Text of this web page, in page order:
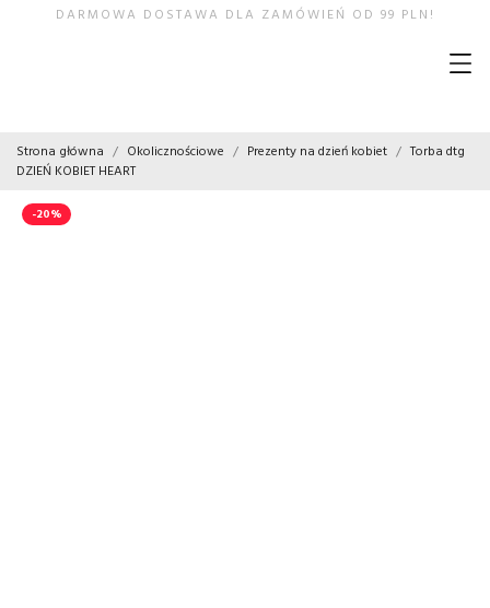
DARMOWA DOSTAWA DLA ZAMÓWIEŃ OD 99 PLN!
Strona główna Okolicznościowe Prezenty na dzień kobiet
Torba dtg
DZIEŃ KOBIET HEART
-20%